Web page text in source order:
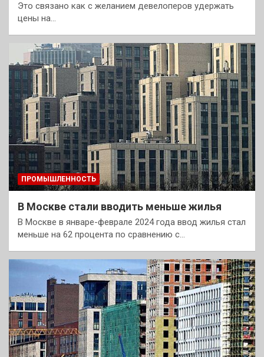
Это связано как с желанием девелоперов удержать
цены на…
ПРОМЫШЛЕННОСТЬ
В Москве стали вводить меньше жилья
В Москве в январе-феврале 2024 года ввод жилья стал
меньше на 62 процента по сравнению с…